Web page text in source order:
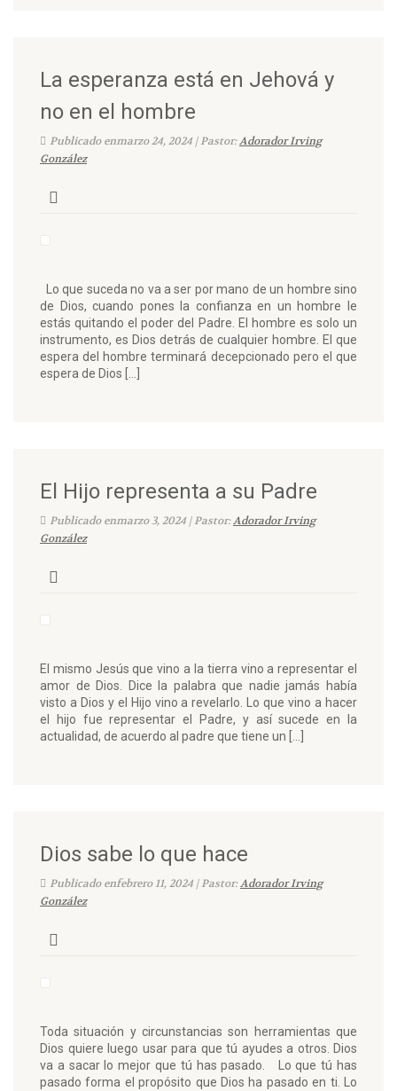
La esperanza está en Jehová y
no en el hombre
Publicado enmarzo 24, 2024 | Pastor:Adorador Irving
González
Lo que suceda no va a ser por mano de un hombre sino
de Dios, cuando pones la confianza en un hombre le
estás quitando el poder del Padre. El hombre es solo un
instrumento, es Dios detrás de cualquier hombre. El que
espera del hombre terminará decepcionado pero el que
espera de Dios […]
El Hijo representa a su Padre
Publicado enmarzo 3, 2024 | Pastor:Adorador Irving
González
El mismo Jesús que vino a la tierra vino a representar el
amor de Dios. Dice la palabra que nadie jamás había
visto a Dios y el Hijo vino a revelarlo. Lo que vino a hacer
el hijo fue representar el Padre, y así sucede en la
actualidad, de acuerdo al padre que tiene un […]
Dios sabe lo que hace
Publicado enfebrero 11, 2024 | Pastor:Adorador Irving
González
Toda situación y circunstancias son herramientas que
Dios quiere luego usar para que tú ayudes a otros. Dios
va a sacar lo mejor que tú has pasado. Lo que tú has
pasado forma el propósito que Dios ha pasado en ti. Lo